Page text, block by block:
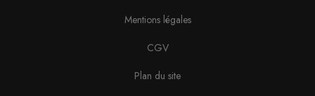
Mentions légales
CGV
Plan du site